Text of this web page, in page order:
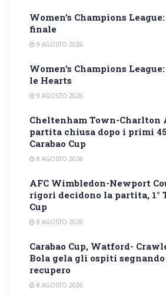
Women’s Champions
finale
9 AGOSTO 2026
Women’s Champions
le Hearts
9 AGOSTO 2026
Cheltenham Town-Charlton
partita chiusa dopo i primi
Carabao Cup
8 AGOSTO 2026
AFC Wimbledon-Newport
rigori decidono la partita, 1°
Cup
8 AGOSTO 2026
Carabao Cup, Watford-
Bola gela gli ospiti
recupero
8 AGOSTO 2026